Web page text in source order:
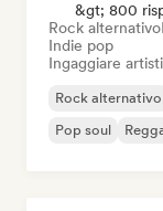
&gt; 800
Rock alternativo
Indie pop
Ingaggiare
Rock alternativo
Pop soul